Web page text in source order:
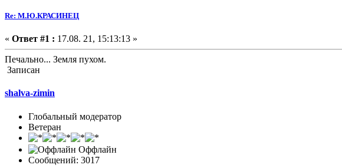
Re: М.Ю.КРАСИНЕЦ
« Ответ #1 : 17.08. 21, 15:13:13 »
Печально... Земля пухом.
Записан
shalva-zimin
Глобальный модератор
Ветеран
Оффлайн
Сообщений: 3017